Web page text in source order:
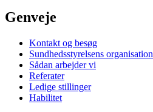
Genveje
Kontakt og besøg
Sundhedsstyrelsens organisation
Sådan arbejder vi
Referater
Ledige stillinger
Habilitet